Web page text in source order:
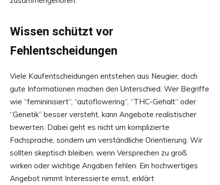
Wissen schützt vor
Fehlentscheidungen
Viele Kaufentscheidungen entstehen aus Neugier, doch
gute Informationen machen den Unterschied. Wer Begriffe
wie “femininisiert“, “autoflowering“, “THC-Gehalt“ oder
“Genetik” besser versteht, kann Angebote realistischer
bewerten. Dabei geht es nicht um komplizierte
Fachsprache, sondern um verständliche Orientierung. Wir
sollten skeptisch bleiben, wenn Versprechen zu groß
wirken oder wichtige Angaben fehlen. Ein hochwertiges
Angebot nimmt Interessierte ernst, erklärt